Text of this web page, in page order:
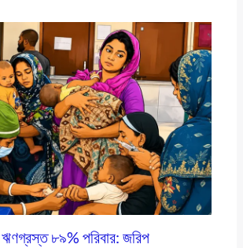
ঋণগ্রস্ত ৮৯% পরিবার: জরিপ